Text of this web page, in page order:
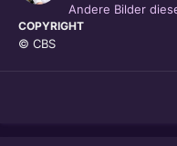
Andere Bilder
COPYRIGHT
© CBS